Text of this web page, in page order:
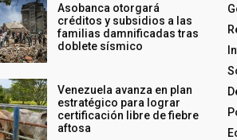
Asobanca otorgará
créditos y subsidios a las
familias damnificadas tras
doblete sísmico
Venezuela avanza en plan
estratégico para lograr
certificación libre de fiebre
aftosa